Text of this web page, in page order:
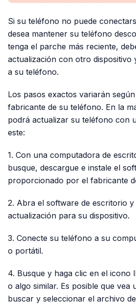
Si su teléfono no puede
desea mantener su teléfono
tenga el parche más reciente,
actualización con otro dispositivo
a su teléfono.
Los pasos exactos variarán
fabricante de su teléfono. En la
podrá actualizar su teléfono con
este:
1. Con una computadora de
busque, descargue e instale el
proporcionado por el fabricante
2. Abra el software de escritorio
actualización para su dispositivo.
3. Conecte su teléfono a su
o portátil.
4. Busque y haga clic en el icono
o algo similar. Es posible que vea
buscar y seleccionar el archivo